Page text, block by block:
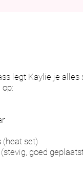
legt Kaylie je alles
set)
goed